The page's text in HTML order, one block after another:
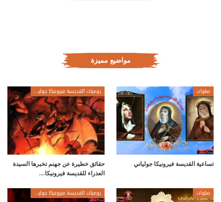
مواضيع مميزة
صلوات
تساعية القديسة فيرونيكا جولياني
يوميات القديسة فيرونيكا جولياني
حقائق خطيرة عن جهنم تخبرها السيدة
العذراء للقديسة فيرونيكا…
صلوات يوميات القديسة فيرونيكا جولياني